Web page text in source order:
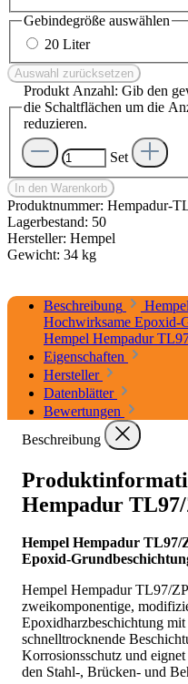
Gebindegröße auswählen
20 Liter
Auswahl zurücksetzen
Produkt Anzahl: Gib den
die Schaltflächen um die
reduzieren.
Set
In den Warenkorb
Produktnummer: Hempadur-
Lagerbestand: 50
Hersteller: Hempel
Gewicht: 34 kg
Beschreibung
Hochwirksame Epoxid-
Hempel Hempadur
Eigenschaften
Hersteller
Datenblätter
Bewertungen
Beschreibung
Hempadur
Hempel Hempadur TL97/
Epoxid-
Hempel Hempadur TL97/
zweikomponentige,
Epoxidharzbeschichtung
schnelltrocknende
Korrosionsschutz und
den Stahl-, Brücken- und